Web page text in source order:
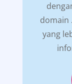
domain
yang